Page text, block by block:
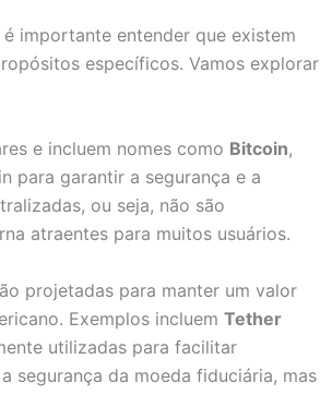
é importante entender que existem
específicos. Vamos explorar
e incluem nomes como Bitcoin,
para garantir a segurança e a
ou seja, não são
atraentes para muitos usuários.
projetadas para manter um valor
Exemplos incluem Tether
utilizadas para facilitar
segurança da moeda fiduciária, mas